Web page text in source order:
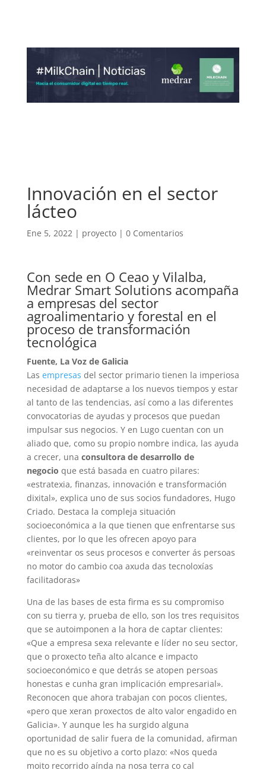
Innovación en el sector
lácteo
Ene 5, 2022| proyecto| 0 Comentarios
Con sede en O Ceao y Vilalba,
Medrar Smart Solutions acompaña
a empresas del sector
agroalimentario y forestal en el
proceso de transformación
tecnológica
Fuente, La Voz de Galicia
Las empresas del sector primario tienen la imperiosa
necesidad de adaptarse a los nuevos tiempos y estar
al tanto de las tendencias, así como a las diferentes
convocatorias de ayudas y procesos que puedan
impulsar sus negocios. Y en Lugo cuentan con un
aliado que, como su propio nombre indica, las ayuda
a crecer, una consultora de desarrollo de
negocio que está basada en cuatro pilares:
«estratexia, finanzas, innovación e transformación
dixital», explica uno de sus socios fundadores, Hugo
Criado. Destaca la compleja situación
socioeconómica a la que tienen que enfrentarse sus
clientes, por lo que les ofrecen apoyo para
«reinventar os seus procesos e converter ás persoas
no motor do cambio coa axuda das tecnoloxías
facilitadoras»
Una de las bases de esta firma es su compromiso
con su tierra y, prueba de ello, son los tres requisitos
que se autoimponen a la hora de captar clientes:
«Que a empresa sexa relevante e líder no seu sector,
que o proxecto teña alto alcance e impacto
socioeconómico e que detrás se atopen persoas
honestas e cunha gran implicación empresarial».
Reconocen que ahora trabajan con pocos clientes,
«pero que xeran proxectos de alto valor engadido en
Galicia». Y aunque les ha surgido alguna
oportunidad de salir fuera de la comunidad, afirman
que no es su objetivo a corto plazo: «Nos queda
moito recorrido aínda na nosa terra co cal